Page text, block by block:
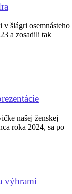
šlágri osemnásteho
a zosadili tak
našej ženskej
roka 2024, sa po
výhrami